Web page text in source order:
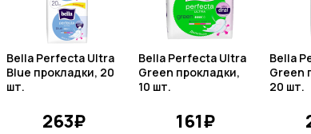
Bella Perfecta Ultra
Blue прокладки, 20
шт.
263₽
Bella Perfecta Ultra
Green прокладки,
10 шт.
161₽
Bella
Green
20 шт.